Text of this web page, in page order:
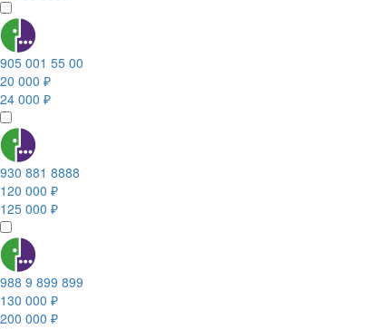
905 001 55 00
20 000 ₽
24 000 ₽
930 881 8888
120 000 ₽
125 000 ₽
988 9 899 899
130 000 ₽
200 000 ₽